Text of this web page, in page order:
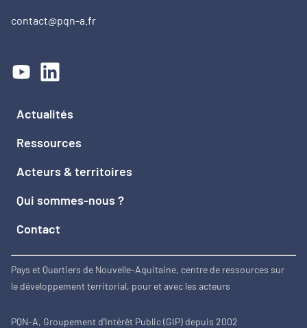
contact@pqn-a.fr
Actualités
Ressources
Acteurs & territoires
Qui sommes-nous ?
Contact
Pays et Quartiers de Nouvelle-Aquitaine, centre de ressources sur
le développement territorial, pour et avec les acteurs
PQN-A, Groupement d'Intérêt Public (GIP) depuis 2002